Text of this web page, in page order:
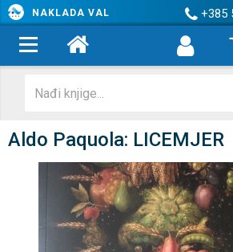
NAKLADA VAL +385
Aldo Paquola: LICEMJER